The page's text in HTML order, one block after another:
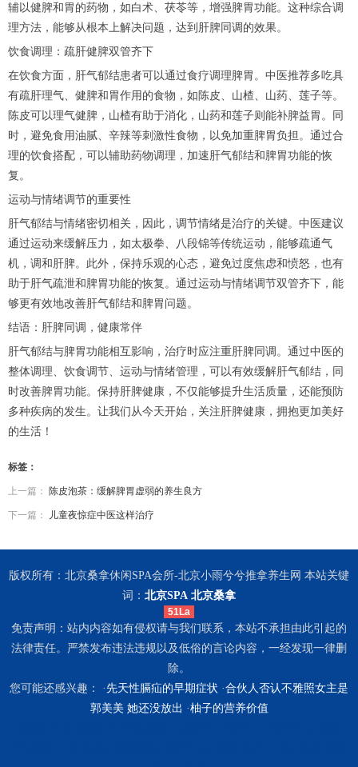
辅以健脾和胃的药物，如白术、茯苓等，增强脾胃功能。这种综合调
理方法，能够从根本上解决问题，达到肝脾同调的效果。
饮食调理：疏肝健脾双管齐下
在饮食方面，肝气郁结患者可以通过食疗调理脾胃。中医推荐多吃具
有疏肝理气、健脾和胃作用的食物，如陈皮、山楂、山药、莲子等。
陈皮可以理气健脾，山楂有助于消化，山药和莲子则能补脾益胃。同
时，避免食用油腻、辛辣等刺激性食物，以免加重脾胃负担。通过合
理的饮食搭配，可以辅助药物调理，加速肝气郁结和脾胃功能的恢
复。
运动与情绪调节的重要性
肝气郁结与情绪密切相关，因此，调节情绪是治疗的关键。中医建议
通过运动来缓解压力，如太极拳、八段锦等传统运动，能够疏通气
机，调和肝脾。此外，保持乐观的心态，避免过度焦虑和愤怒，也有
助于肝气疏泄和脾胃功能的恢复。通过运动与情绪调节双管齐下，能
够更有效地改善肝气郁结和脾胃问题。
结语：肝脾同调，健康常伴
肝气郁结与脾胃功能相互影响，治疗时应注重肝脾同调。通过中医的
整体调理、饮食调节、运动与情绪管理，可以有效缓解肝气郁结，同
时改善脾胃功能。保持肝脾健康，不仅能够提升生活质量，还能预防
多种疾病的发生。让我们从今天开始，关注肝脾健康，拥抱更加美好
的生活！
标签：
上一篇： 陈皮泡茶：缓解脾胃虚弱的养生良方
下一篇： 儿童夜惊症中医这样治疗
版权所有：北京桑拿休闲SPA会所-北京小雨兮兮推拿养生网 本站关键
词： 北京SPA 北京桑拿
51La
免责声明：站内内容如有侵权请与我们联系，本站不承担由此引起的
法律责任。严禁发布违法违规以及低俗的言论内容，一经发现一律删
除。
您可能还感兴趣： ·先天性膈疝的早期症状 ·合伙人否认不雅照女主是
郭美美 她还没放出 ·柚子的营养价值